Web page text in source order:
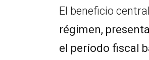
El beneficio
régimen,
el período fiscal